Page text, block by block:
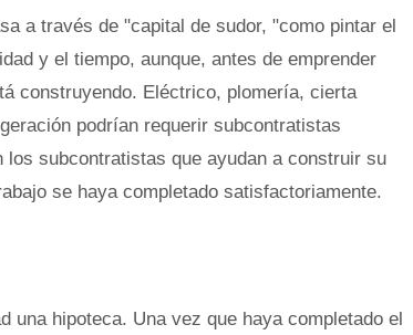
a través de "capital de sudor, "como pintar el
y el tiempo, aunque, antes de emprender
construyendo. Eléctrico, plomería, cierta
podrían requerir subcontratistas
subcontratistas que ayudan a construir su
se haya completado satisfactoriamente.
una hipoteca. Una vez que haya completado el